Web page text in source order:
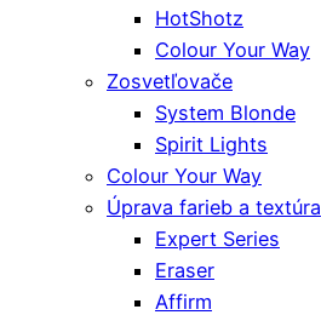
HotShotz
Colour Your Way
Zosvetľovače
System Blonde
Spirit Lights
Colour Your Way
Úprava farieb a textúra
Expert Series
Eraser
Affirm